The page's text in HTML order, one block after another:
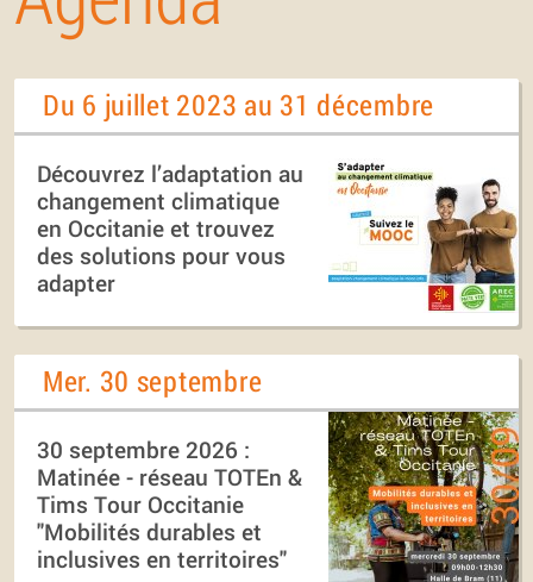
Du 6 juillet 2023 au 31 décembre
Découvrez l’adaptation au
changement climatique
en Occitanie et trouvez
des solutions pour vous
adapter
Mer. 30 septembre
30 septembre 2026 :
Matinée - réseau TOTEn &
Tims Tour Occitanie
"Mobilités durables et
inclusives en territoires"